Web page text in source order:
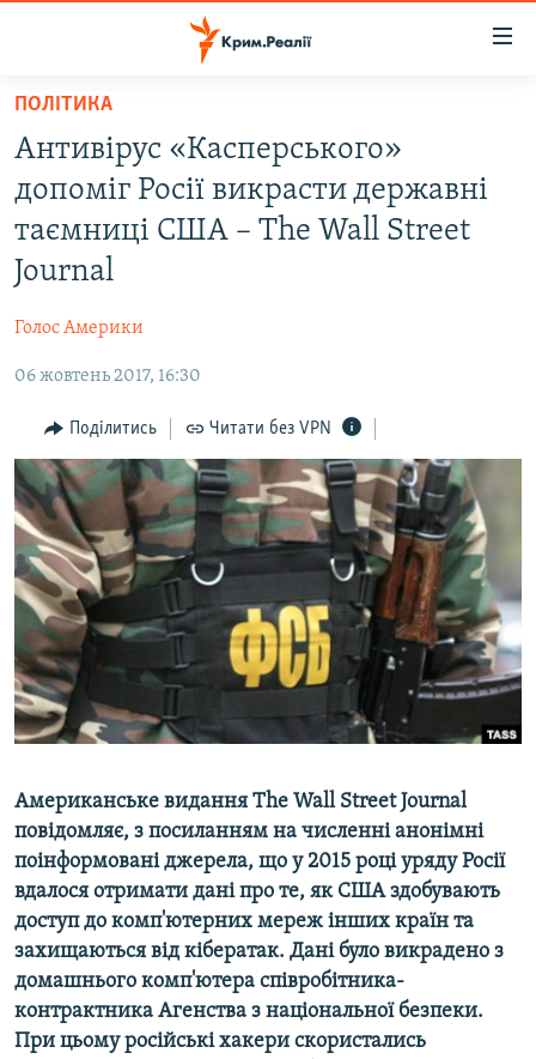
Перейти
основного
матеріалу
до
основної
Перейти
до
ВОДА.КРИМ
ВІДЕО ТА ФОТО
ПОЛІТИКА
ІНТЕРВ'Ю
ВСЕ ЗА ДЕНЬ
СПЕЦПРОЕКТИ
ДЕПОРТАЦІЯ
ВІДЕОУРОКИ «ELIFBE»
СВІДЧЕННЯ ОКУПАЦІЇ
УКРАЇНСЬКА ПРОБЛЕМА КРИМУ
ІНФОГРАФІКА
ЯК ОБІЙТИ БЛОКУВАННЯ
Русский
Qırımtatar
ДОЛУЧАЙСЯ!
Усі сайти RFE/RL
ПОЛІТИКА
Антивірус «Касперського»
допоміг Росії викрасти державні
таємниці США – The Wall Street
Journal
Голос Америки
06 жовтень 2017, 16:30
Поділитись Читати без VPN
Американське видання The Wall Street Journal
повідомляє, з посиланням на численні анонімні
поінформовані джерела, що у 2015 році уряду Росії
вдалося отримати дані про те, як США здобувають
доступ до комп'ютерних мереж інших країн та
захищаються від кібератак. Дані було викрадено з
домашнього комп'ютера співробітника-
контрактника Агенства з національної безпеки.
При цьому російські хакери скористались